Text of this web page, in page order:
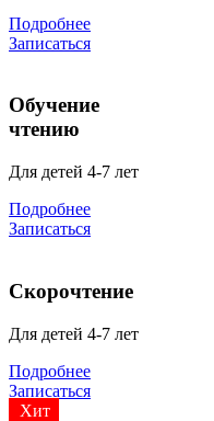
Подробнее
Записаться
Обучение
чтению
Для детей 4-7 лет
Подробнее
Записаться
Скорочтение
Для детей 4-7 лет
Подробнее
Записаться
Хит